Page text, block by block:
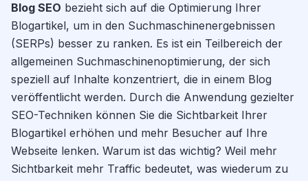
Blog SEO bezieht sich auf die Optimierung Ihrer
Blogartikel, um in den Suchmaschinenergebnissen
(SERPs) besser zu ranken. Es ist ein Teilbereich der
allgemeinen Suchmaschinenoptimierung, der sich
speziell auf Inhalte konzentriert, die in einem Blog
veröffentlicht werden. Durch die Anwendung gezielter
SEO-Techniken können Sie die Sichtbarkeit Ihrer
Blogartikel erhöhen und mehr Besucher auf Ihre
Webseite lenken. Warum ist das wichtig? Weil mehr
Sichtbarkeit mehr Traffic bedeutet, was wiederum zu